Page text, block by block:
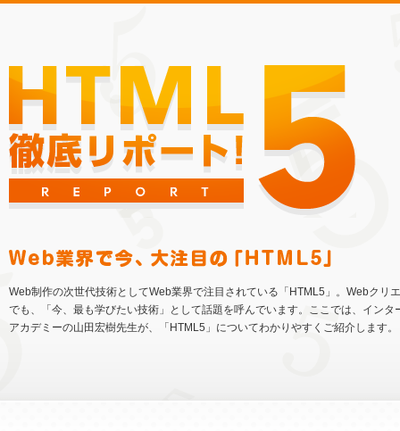
Web制作の次世代技術としてWeb業界で注目されている「HTML5」。Webクリ
でも、「今、最も学びたい技術」として話題を呼んでいます。ここでは、インタ
アカデミーの山田宏樹先生が、「HTML5」についてわかりやすくご紹介します。